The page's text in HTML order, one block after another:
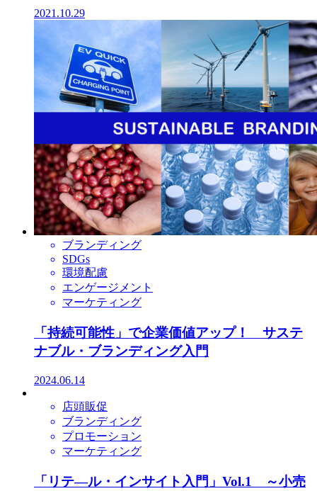
2021.10.29
ブランディング
SDGs
環境配慮
エンゲージメント
マーケティング
「持続可能性」で企業価値アップ！ サステ
ナブル・ブランディング入門
2024.06.14
店頭販促
ブランディング
プロモーション
マーケティング
「リテ―ル・インサイト入門」Vol.1 ～小売